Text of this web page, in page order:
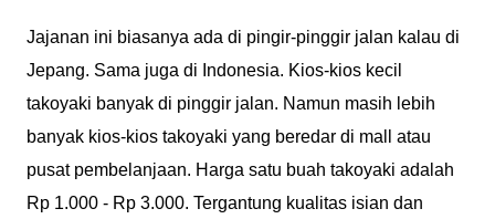
Jajanan ini biasanya ada di pingir-pinggir jalan kalau di
Jepang. Sama juga di Indonesia. Kios-kios kecil
takoyaki banyak di pinggir jalan. Namun masih lebih
banyak kios-kios takoyaki yang beredar di mall atau
pusat pembelanjaan. Harga satu buah takoyaki adalah
Rp 1.000 - Rp 3.000. Tergantung kualitas isian dan